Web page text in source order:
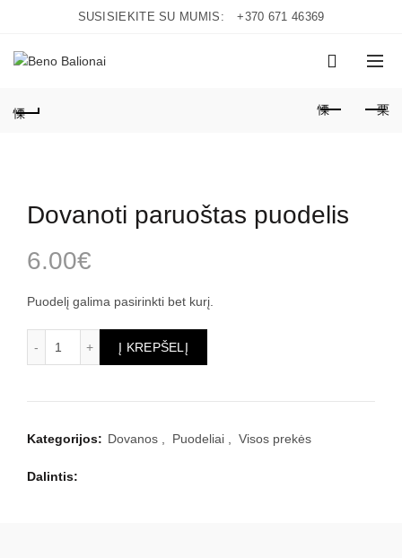
SUSISIEKITE SU MUMIS: +370 671 46369
Dovanoti paruoštas puodelis
6.00€
Puodelį galima pasirinkti bet kurį.
produkto kiekis: Dovanoti paruoštas puodelis
Į KREPŠELĮ
Kategorijos: Dovanos Puodeliai Visos prekės
Dalintis